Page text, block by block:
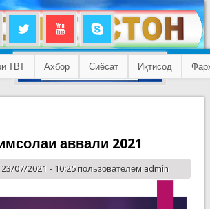
ТВТ Ахбор Сиёсат Иқтисод
аввали 2021
07/2021 - 10:25 пользователем admin